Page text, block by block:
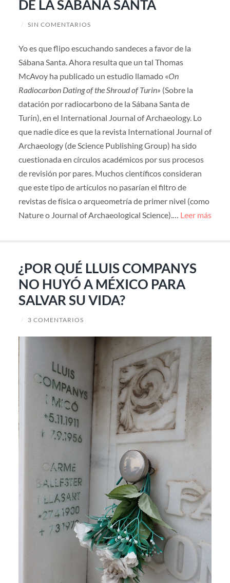
DE LA SÁBANA SANTA
/ SIN COMENTARIOS
Yo es que flipo escuchando sandeces a favor de la
Sábana Santa. Ahora resulta que un tal Thomas
McAvoy ha publicado un estudio llamado «On
Radiocarbon Dating of the Shroud of Turin» (Sobre la
datación por radiocarbono de la Sábana Santa de
Turín), en el International Journal of Archaeology. Lo
que nadie dice es que la revista International Journal of
Archaeology (de Science Publishing Group) ha sido
cuestionada en círculos académicos por sus procesos
de revisión por pares. Muchos científicos consideran
que este tipo de artículos no pasarían el filtro de
revistas de física o arqueometría de primer nivel (como
Nature o Journal of Archaeological Science).… Leer más
¿POR QUÉ LLUIS COMPANYS
NO HUYÓ A MÉXICO PARA
SALVAR SU VIDA?
/ 3 COMENTARIOS